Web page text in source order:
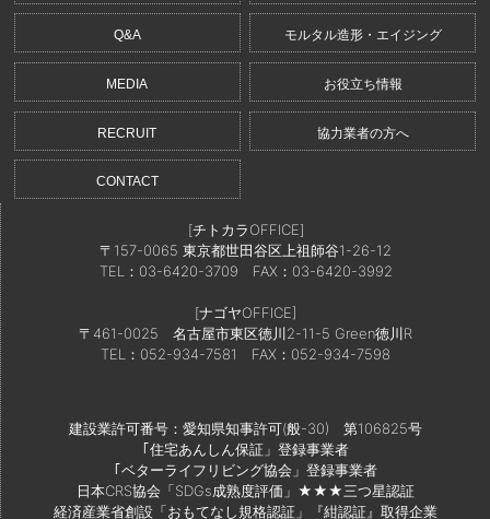
Q&A モルタル造形・エイジング
MEDIA お役立ち情報
RECRUIT 協力業者の方へ
CONTACT
[チトカラOFFICE]
〒157-0065 東京都世田谷区上祖師谷1-26-12
TEL：03-6420-3709 FAX：03-6420-3992
[ナゴヤOFFICE]
〒461-0025 名古屋市東区徳川2-11-5 Green徳川R
TEL：052-934-7581
FAX：052-934-7598
建設業許可番号：愛知県知事許可(般-30) 第106825号
｢住宅あんしん保証」登録事業者
｢ベターライフリビング協会」登録事業者
日本CRS協会「SDGs成熟度評価」★★★三つ星認証
経済産業省創設「おもてなし規格認証」『紺認証』取得企業